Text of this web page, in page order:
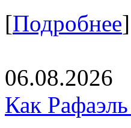
[Подробнее]
06.08.2026
Как